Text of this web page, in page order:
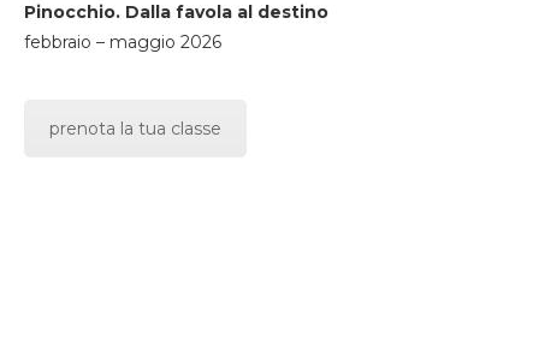
Pinocchio. Dalla favola al destino
febbraio – maggio 2026
prenota la tua classe